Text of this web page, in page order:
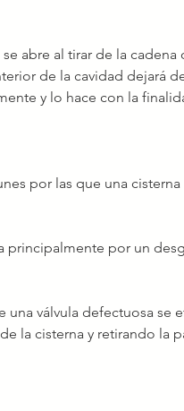
abre al tirar de la
de la cavidad dejará
y lo hace con la
por las que una cisterna
principalmente por un
una válvula defectuosa se
la cisterna y retirando la